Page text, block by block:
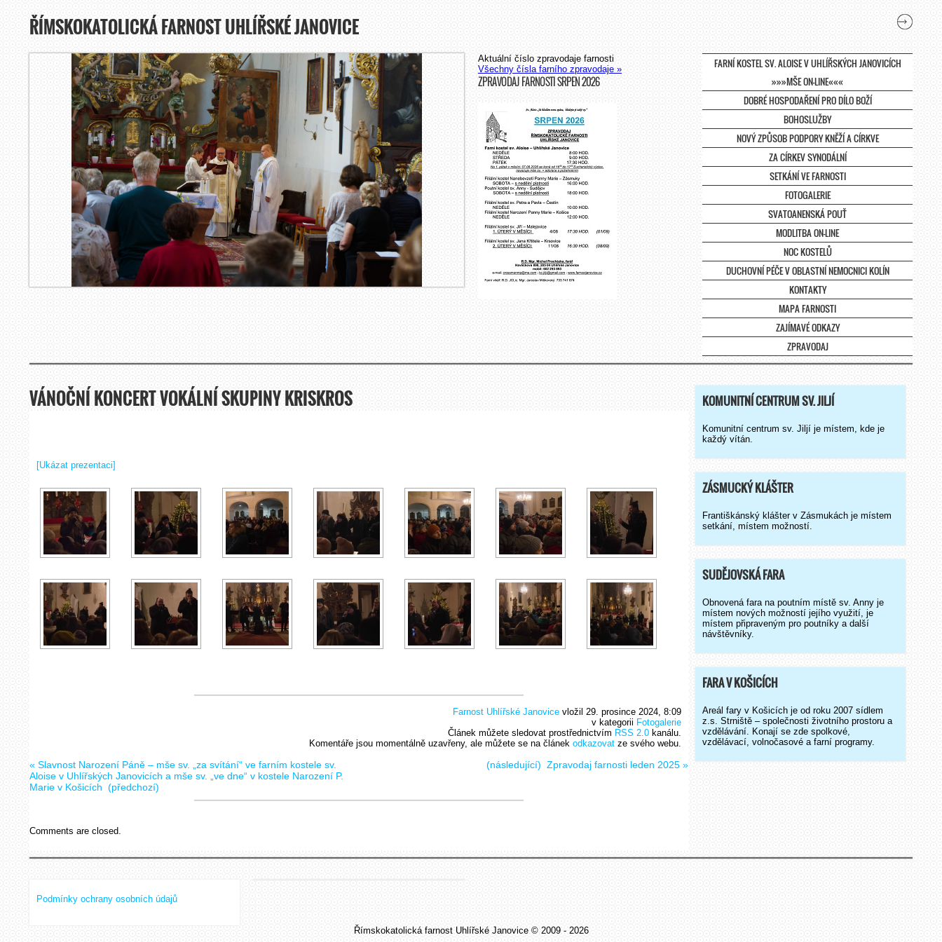
ŘÍMSKOKATOLICKÁ FARNOST UHLÍŘSKÉ JANOVICE
Aktuální číslo zpravodaje farnosti
Všechny čísla farního zpravodaje »
ZPRAVODAJ FARNOSTI SRPEN 2026
FARNÍ KOSTEL SV. ALOISE V UHLÍŘSKÝCH JANOVICÍCH
»»»MŠE ON-LINE«««
DOBRÉ HOSPODAŘENÍ PRO DÍLO BOŽÍ
BOHOSLUŽBY
NOVÝ ZPŮSOB PODPORY KNĚŽÍ A CÍRKVE
ZA CÍRKEV SYNODÁLNÍ
SETKÁNÍ VE FARNOSTI
FOTOGALERIE
SVATOANENSKÁ POUŤ
MODLITBA ON-LINE
NOC KOSTELŮ
DUCHOVNÍ PÉČE V OBLASTNÍ NEMOCNICI KOLÍN
KONTAKTY
MAPA FARNOSTI
ZAJÍMAVÉ ODKAZY
ZPRAVODAJ
VÁNOČNÍ KONCERT VOKÁLNÍ SKUPINY KRISKROS
[Ukázat prezentaci]
Farnost Uhlířské Janovice vložil 29. prosince 2024, 8:09
v kategorii Fotogalerie
Článek můžete sledovat prostřednictvím RSS 2.0 kanálu.
Komentáře jsou momentálně uzavřeny, ale můžete se na článek odkazovat ze svého webu.
« Slavnost Narození Páně – mše sv. „za svítání“ ve farním kostele sv.
Aloise v Uhlířských Janovicích a mše sv. „ve dne“ v kostele Narození P.
Marie v Košicích (předchozí)
(následující) Zpravodaj farnosti leden 2025 »
Comments are closed.
KOMUNITNÍ CENTRUM SV. JILJÍ
Komunitní centrum sv. Jiljí je místem, kde je
každý vítán.
ZÁSMUCKÝ KLÁŠTER
Františkánský klášter v Zásmukách je místem
setkání, místem možností.
SUDĚJOVSKÁ FARA
Obnovená fara na poutním místě sv. Anny je
místem nových možností jejího využití, je
místem připraveným pro poutníky a další
návštěvníky.
FARA V KOŠICÍCH
Areál fary v Košicích je od roku 2007 sídlem
z.s. Strniště – společnosti životního prostoru a
vzdělávání. Konají se zde spolkové,
vzdělávací, volnočasové a farní programy.
Podmínky ochrany osobních údajů
Římskokatolická farnost Uhlířské Janovice © 2009 - 2026